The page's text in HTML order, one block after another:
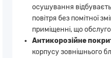
осушування
повітря без помітної
приміщенні, що
Антикорозійне
корпусу зовнішнього